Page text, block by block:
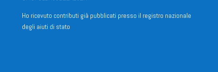
Ho ricevuto contributi già pubblicati presso il registro nazionale
degli aiuti di stato